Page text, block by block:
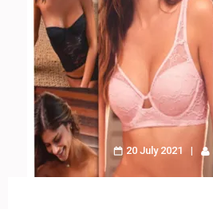
20 July 2021